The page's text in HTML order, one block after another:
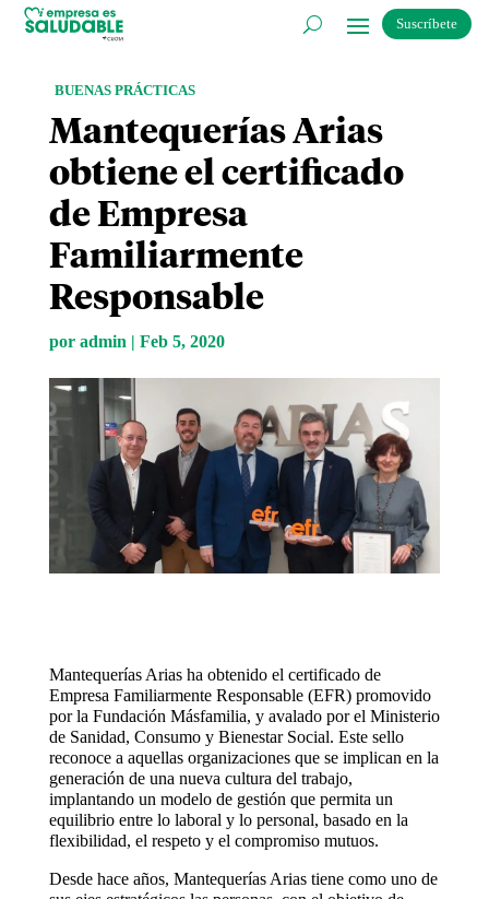
Suscríbete
BUENAS PRÁCTICAS
Mantequerías Arias
obtiene el certificado
de Empresa
Familiarmente
Responsable
por admin | Feb 5, 2020
Mantequerías Arias ha obtenido el certificado de
Empresa Familiarmente Responsable (EFR) promovido
por la Fundación Másfamilia, y avalado por el Ministerio
de Sanidad, Consumo y Bienestar Social. Este sello
reconoce a aquellas organizaciones que se implican en la
generación de una nueva cultura del trabajo,
implantando un modelo de gestión que permita un
equilibrio entre lo laboral y lo personal, basado en la
flexibilidad, el respeto y el compromiso mutuos.
Desde hace años, Mantequerías Arias tiene como uno de